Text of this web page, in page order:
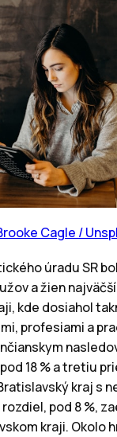
Cagle /
úradu SR
a žien
kde dosiahol
profesiami a
18 % a tretiu
kraj s
pod 8 %,
kraji. Okolo